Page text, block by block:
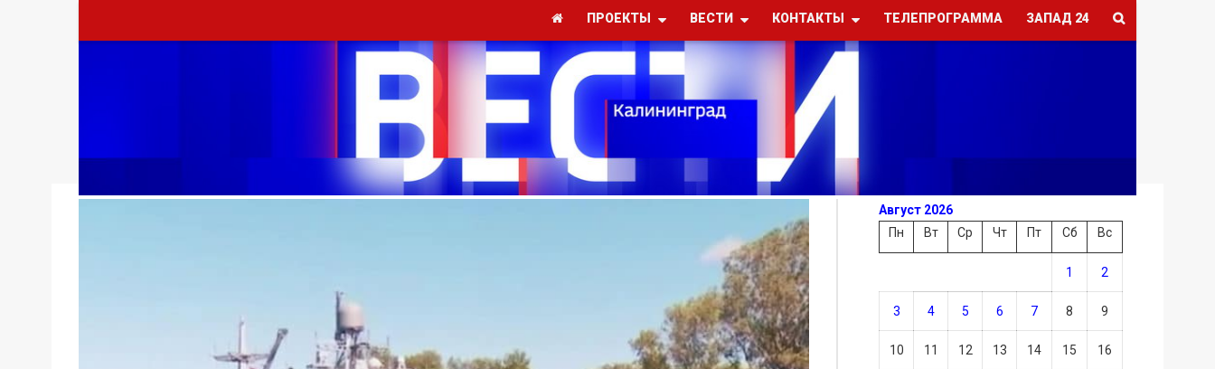
ПРОЕКТЫ ВЕСТИ КОНТАКТЫ ТЕЛЕПРОГРАММА ЗАПАД 24
Август 2026
Пн
Вт Ср Чт Пт Сб Вс
1 2
3 4 5 6 7 8 9
10 11 12 13 14 15 16